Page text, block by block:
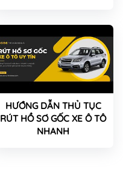
HƯỚNG DẪN THỦ TỤC
RÚT HỒ SƠ GỐC XE Ô TÔ
NHANH